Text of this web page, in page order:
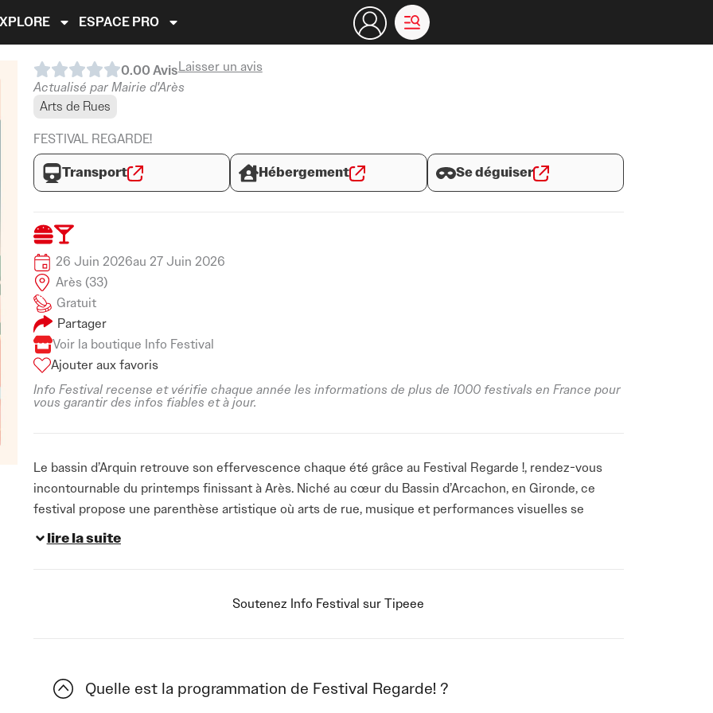
ESPACE PRO
0.00AvisLaisser un avis
Actualisé par Mairie d'Arès
Arts de Rues
FESTIVAL REGARDE!
Transport
Hébergement Se déguiser
26 Juin 2026au 27 Juin 2026
Arès (33)
Gratuit
Partager
Voir la boutique Info Festival
Ajouter aux favoris
Info Festival recense et vérifie chaque année les informations de plus de 1000 festivals en France pour
vous garantir des infos fiables et à jour.
Le bassin d’Arquin retrouve son effervescence chaque été grâce au Festival Regarde !, rendez-vous
incontournable du printemps finissant à Arès. Niché au cœur du Bassin d’Arcachon, en Gironde, ce
festival propose une parenthèse artistique où arts de rue, musique et performances visuelles se
croisent dans une ambiance chaleureuse et accessible à tous.
originales : Symphonie pour klaxons et essuie-glaces détourne avec humour des objets du quotidien
et feu dans une chorégraphie spectaculaire. Le Phare apporte sa touche poétique et contemplative, et
En Bal et Vous ! clôture la soirée dans une dynamique festive et participative, où le public devient
lire la suite
Soutenez Info Festival sur Tipeee
Quelle est la programmation de Festival Regarde! ?